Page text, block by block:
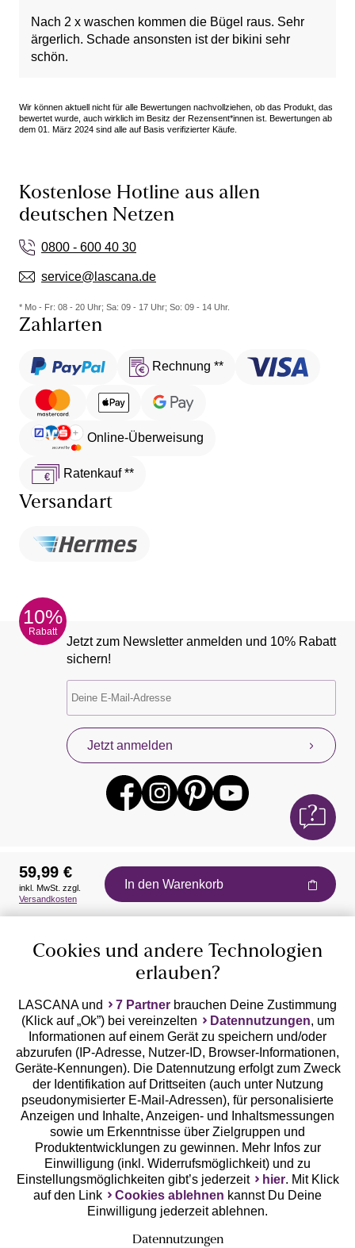
Nach 2 x waschen kommen die Bügel raus. Sehr
ärgerlich. Schade ansonsten ist der bikini sehr
schön.
Wir können aktuell nicht für alle Bewertungen nachvollziehen, ob das Produkt, das
bewertet wurde, auch wirklich im Besitz der Rezensent*innen ist. Bewertungen ab
dem 01. März 2024 sind alle auf Basis verifizierter Käufe.
Kostenlose Hotline aus allen
deutschen Netzen
0800 - 600 40 30
service@lascana.de
* Mo - Fr: 08 - 20 Uhr; Sa: 09 - 17 Uhr; So: 09 - 14 Uhr.
Zahlarten
Rechnung **
Online-Überweisung
Ratenkauf **
Versandart
10%
Rabatt
Jetzt zum Newsletter anmelden und 10% Rabatt
sichern!
Jetzt anmelden
Auszeichnungen
Geprüfte Sicherheit
Unsere Apps
59,99 €
inkl. MwSt. zzgl.
Versandkosten
In den Warenkorb
Cookies und andere Technologien
erlauben?
LASCANA und 7 Partner brauchen Deine Zustimmung
(Klick auf „Ok”) bei vereinzelten
Datennutzungen, um
Informationen auf einem Gerät zu speichern und/oder
abzurufen (IP-Adresse, Nutzer-ID, Browser-Informationen,
Geräte-Kennungen). Die Datennutzung erfolgt zum Zweck
der Identifikation auf Drittseiten (auch unter Nutzung
pseudonymisierter E-Mail-Adressen), für personalisierte
Anzeigen und Inhalte, Anzeigen- und Inhaltsmessungen
sowie um Erkenntnisse über Zielgruppen und
Produktentwicklungen zu gewinnen. Mehr Infos zur
Einwilligung (inkl. Widerrufsmöglichkeit) und zu
Einstellungsmöglichkeiten gibt’s jederzeit
hier. Mit Klick
auf den Link
Cookies ablehnen kannst Du Deine
Einwilligung jederzeit ablehnen.
Datennutzungen